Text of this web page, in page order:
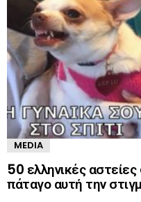
MEDIA
50 ελληνικές
πάταγο αυτή την